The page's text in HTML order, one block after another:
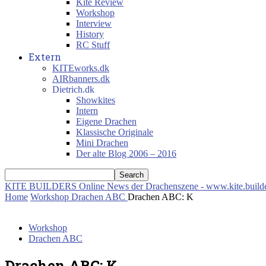
Kite Review
Workshop
Interview
History
RC Stuff
Extern
KITEworks.dk
AIRbanners.dk
Dietrich.dk
Showkites
Intern
Eigene Drachen
Klassische Originale
Mini Drachen
Der alte Blog 2006 – 2016
KITE BUILDERS Online News der Drachenszene -
Home Workshop Drachen ABC Drachen ABC: K
Workshop
Drachen ABC